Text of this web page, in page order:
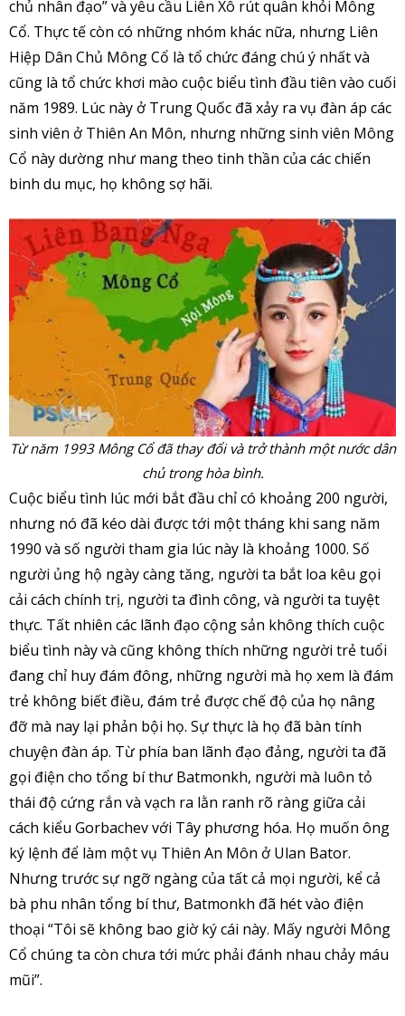
chủ nhân đạo” và yêu cầu Liên Xô rút quân khỏi Mông
Cổ. Thực tế còn có những nhóm khác nữa, nhưng Liên
Hiệp Dân Chủ Mông Cổ là tổ chức đáng chú ý nhất và
cũng là tổ chức khơi mào cuộc biểu tình đầu tiên vào cuối
năm 1989. Lúc này ở Trung Quốc đã xảy ra vụ đàn áp các
sinh viên ở Thiên An Môn, nhưng những sinh viên Mông
Cổ này dường như mang theo tinh thần của các chiến
binh du mục, họ không sợ hãi.
Từ năm 1993 Mông Cổ đã thay đổi và trở thành một nước dân
chủ trong hòa bình.
Cuộc biểu tình lúc mới bắt đầu chỉ có khoảng 200 người,
nhưng nó đã kéo dài được tới một tháng khi sang năm
1990 và số người tham gia lúc này là khoảng 1000. Số
người ủng hộ ngày càng tăng, người ta bắt loa kêu gọi
cải cách chính trị, người ta đình công, và người ta tuyệt
thực. Tất nhiên các lãnh đạo cộng sản không thích cuộc
biểu tình này và cũng không thích những người trẻ tuổi
đang chỉ huy đám đông, những người mà họ xem là đám
trẻ không biết điều, đám trẻ được chế độ của họ nâng
đỡ mà nay lại phản bội họ. Sự thực là họ đã bàn tính
chuyện đàn áp. Từ phía ban lãnh đạo đảng, người ta đã
gọi điện cho tổng bí thư Batmonkh, người mà luôn tỏ
thái độ cứng rắn và vạch ra lằn ranh rõ ràng giữa cải
cách kiểu Gorbachev với Tây phương hóa. Họ muốn ông
ký lệnh để làm một vụ Thiên An Môn ở Ulan Bator.
Nhưng trước sự ngỡ ngàng của tất cả mọi người, kể cả
bà phu nhân tổng bí thư, Batmonkh đã hét vào điện
thoại “Tôi sẽ không bao giờ ký cái này. Mấy người Mông
Cổ chúng ta còn chưa tới mức phải đánh nhau chảy máu
mũi”.